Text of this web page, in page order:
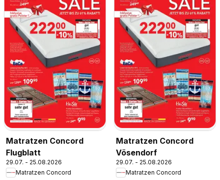
Matratzen Concord
Flugblatt
29.07. - 25.08.2026
Matratzen Concord
Matratzen Concord
Vösendorf
29.07. - 25.08.2026
Matratzen Concord